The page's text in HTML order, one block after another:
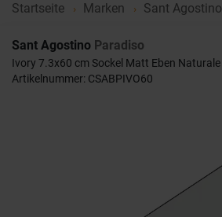
Startseite Marken Sant Agostino
Sant Agostino Paradiso
Ivory 7.3x60 cm Sockel Matt Eben Naturale
Artikelnummer: CSABPIVO60